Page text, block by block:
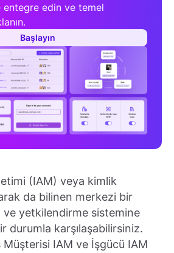
edin ve temel
Başlayın
(IAM) veya kimlik
da bilinen merkezi bir
ve yetkilendirme sistemine
durumla karşılaşabilirsiniz.
IAM ve İşgücü IAM